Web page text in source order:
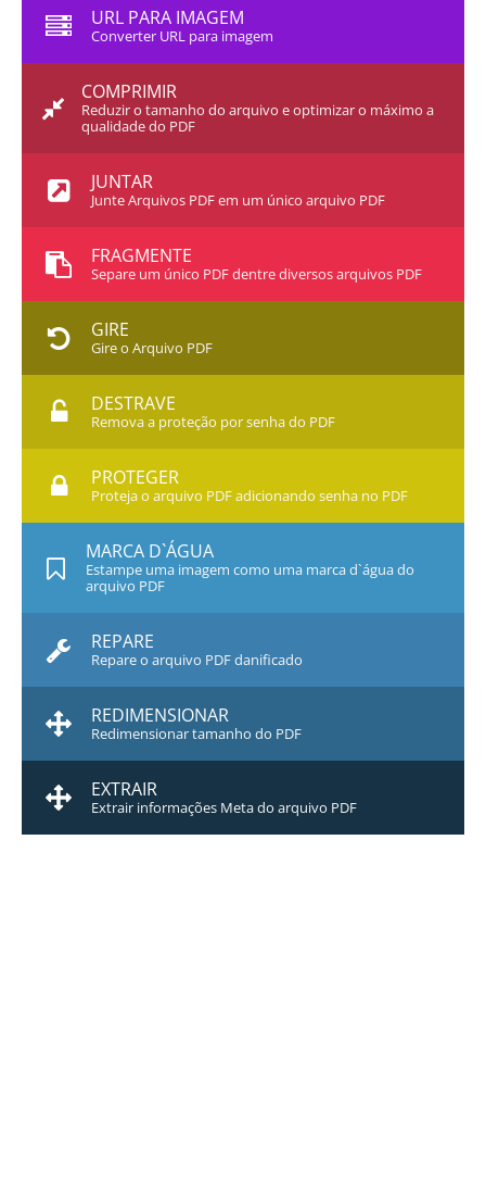
URL PARA IMAGEM
Converter URL para imagem
COMPRIMIR
Reduzir o tamanho do arquivo e optimizar o máximo a
qualidade do PDF
JUNTAR
Junte Arquivos PDF em um único arquivo PDF
FRAGMENTE
Separe um único PDF dentre diversos arquivos PDF
GIRE
Gire o Arquivo PDF
DESTRAVE
Remova a proteção por senha do PDF
PROTEGER
Proteja o arquivo PDF adicionando senha no PDF
MARCA D`ÁGUA
Estampe uma imagem como uma marca d`água do
arquivo PDF
REPARE
Repare o arquivo PDF danificado
REDIMENSIONAR
Redimensionar tamanho do PDF
EXTRAIR
Extrair informações Meta do arquivo PDF